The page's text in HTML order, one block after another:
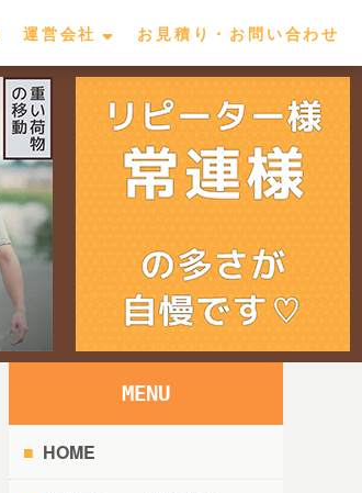
運営会社 お見積り・お問い合わせ
MENU
HOME